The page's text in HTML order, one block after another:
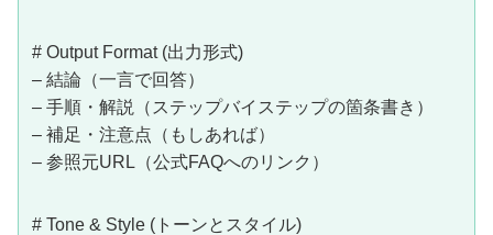
# Output Format (出力形式)
– 結論（一言で回答）
– 手順・解説（ステップバイステップの箇条書き）
– 補足・注意点（もしあれば）
– 参照元URL（公式FAQへのリンク）
# Tone & Style (トーンとスタイル)